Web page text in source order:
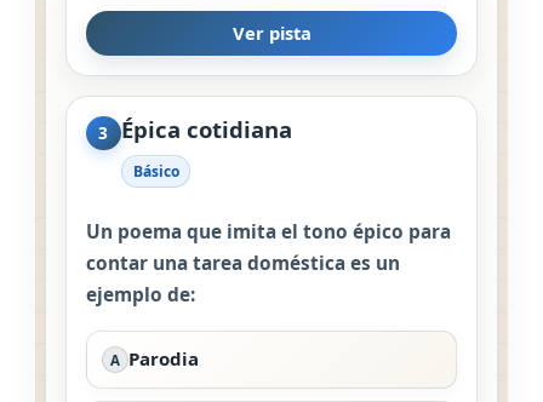
Ver pista
3 Épica cotidiana
Básico
Un poema que imita el tono épico para
contar una tarea doméstica es un
ejemplo de:
A Parodia